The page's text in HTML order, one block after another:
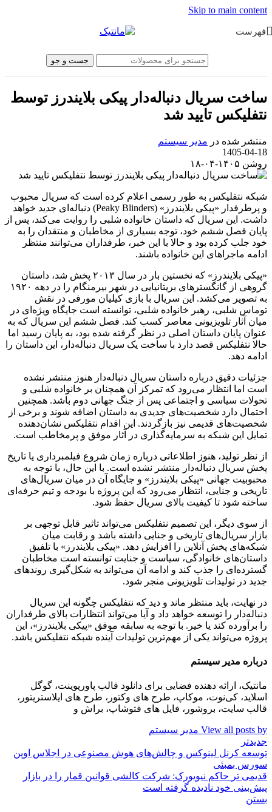
Skip to main content
فهرست
جست و جو
ساخت سریال دنباله‌دار پیکی بلایندرز توسط
نتفلیکس تایید شد
منتشر شده در مدیر سیستم
1405-04-18
روشن ۱۴۰۵-۰۴-۱۸
شبکه نتفلیکس به طور رسمی اعلام کرده است که سریال محبوب
و پرطرفدار «پیکی بلایندرز» (Peaky Blinders) دنباله‌ای جدید خواهد
داشت. این سریال که داستان خانواده شلبی را روایت می‌کند، پس از
پایان فصل ششم خود، توجه بسیاری از مخاطبان و منتقدان را به
خود جلب کرده بود و حالا با این خبر، طرفداران می‌توانند منتظر
ادامه ماجراهای این خانواده باشند.
«پیکی بلایندرز» که نخستین بار در سال ۲۰۱۳ پخش شد، داستان
گروهی از گانگسترهای بریتانیایی در شهر بیرمنگام را در دهه ۱۹۲۰
به تصویر می‌کشد. این سریال با بازی کیلیان مورفی در نقش
توماس شلبی، رهبر خانواده شلبی، توانسته است جایگاه ویژه‌ای در
میان آثار تلویزیونی معاصر کسب کند. فصل ششم این سریال که به
عنوان پایان داستان اصلی در نظر گرفته شده بود، به پایان رسید اما
حالا نتفلیکس قصد دارد با ساخت یک سریال دنباله‌دار، این داستان را
ادامه دهد.
جزئیات دقیق درباره داستان سریال دنباله‌دار هنوز منتشر نشده
است اما انتظار می‌رود که تمرکز آن همچنان بر خانواده شلبی و
تحولات سیاسی و اجتماعی پس از جنگ جهانی دوم باشد. همچنین
احتمال دارد شخصیت‌های جدیدی به داستان اضافه شوند و برخی از
شخصیت‌های قدیمی نیز بازگردند. این اقدام نتفلیکس نشان‌دهنده
تمایل این شبکه به سرمایه‌گذاری در آثار موفق و پرمخاطب است.
از نظر تولید، هنوز اطلاعاتی درباره زمان شروع فیلمبرداری یا تاریخ
پخش سریال دنباله‌دار منتشر نشده است. با این حال، با توجه به
محبوبیت جهانی «پیکی بلایندرز» و جایگاه آن در میان سریال‌های
تاریخی و جنایی، انتظار می‌رود که این پروژه با بودجه و تیم حرفه‌ای
ساخته شود تا کیفیت بالای سریال حفظ شود.
از سوی دیگر، این تصمیم نتفلیکس می‌تواند تاثیر قابل توجهی بر
بازار سریال‌های تاریخی و جنایی داشته باشد و رقابت میان
شبکه‌های پخش آنلاین را افزایش دهد. «پیکی بلایندرز» با تلفیق
داستان‌های خانوادگی، سیاست و جنایت توانسته است مخاطبان
گسترده‌ای را جذب کند و ادامه آن می‌تواند به شکل‌گیری روندهای
جدید در تولیدات تلویزیونی منجر شود.
در نهایت، باید منتظر ماند و دید که نتفلیکس چگونه این سریال
دنباله‌دار را توسعه خواهد داد و آیا می‌تواند انتظارات بالای طرفداران
را برآورده کند یا خیر. با توجه به سابقه موفق «پیکی بلایندرز»، این
پروژه می‌تواند یکی از مهم‌ترین تولیدات آینده شبکه نتفلیکس باشد.
درباره مدیر سیستم
مانتیک، ارائه دهنده فضایی برای دانلود قالب پاورپوینت، گوگل
اسلاید، کی‌نوت، موکاپ، طرح های وکتور، طرح های ایلاستریتور،
قالب سایت، بروشور، فایل های فتوشاپ، براش و
View all posts by مدیر سیستم
جدیدتر
توسعه کرنل لینوکس و چالش‌های هوش مصنوعی در اجلاس اوپن
سورس بمبئی
قدیمی تر حاکم نیویورک: شرکت کالشی قوانین قمار را در بازار
پیش‌بینی خود نادیده گرفته است
بستن